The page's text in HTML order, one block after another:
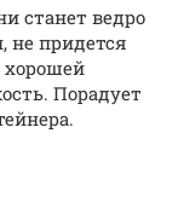
станет ведро
не придется
хорошей
Порадует